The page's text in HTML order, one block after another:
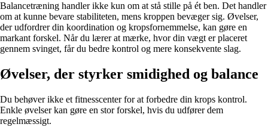
Balancetræning handler ikke kun om at stå stille på ét ben. Det handler
om at kunne bevare stabiliteten, mens kroppen bevæger sig. Øvelser,
der udfordrer din koordination og kropsfornemmelse, kan gøre en
markant forskel. Når du lærer at mærke, hvor din vægt er placeret
gennem svinget, får du bedre kontrol og mere konsekvente slag.
Øvelser, der styrker smidighed og balance
Du behøver ikke et fitnesscenter for at forbedre din krops kontrol.
Enkle øvelser kan gøre en stor forskel, hvis du udfører dem
regelmæssigt.